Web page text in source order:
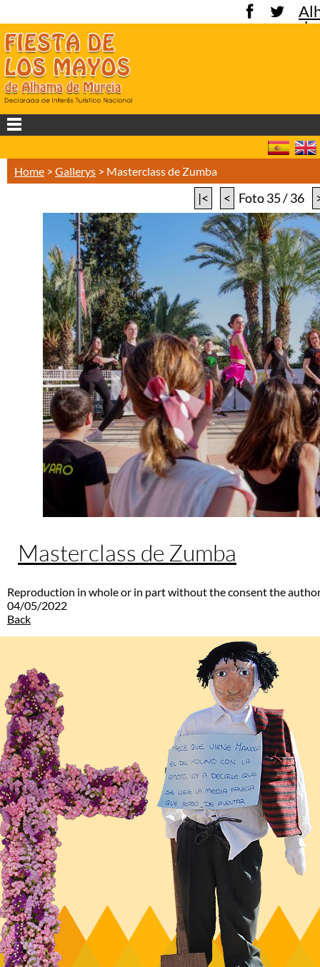
de
Home > Gallerys > Masterclass de Zumba
|< < Foto 35 / 36
Masterclass de Zumba
Reproduction in whole or in part without the consent the
04/05/2022
Back